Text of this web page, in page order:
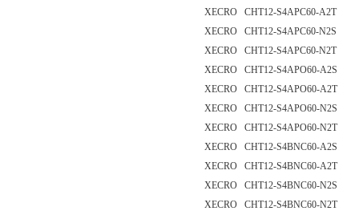
XECRO CHT12-S4APC60-A2T
XECRO CHT12-S4APC60-N2S
XECRO CHT12-S4APC60-N2T
XECRO CHT12-S4APO60-A2S
XECRO CHT12-S4APO60-A2T
XECRO CHT12-S4APO60-N2S
XECRO CHT12-S4APO60-N2T
XECRO CHT12-S4BNC60-A2S
XECRO CHT12-S4BNC60-A2T
XECRO CHT12-S4BNC60-N2S
XECRO CHT12-S4BNC60-N2T